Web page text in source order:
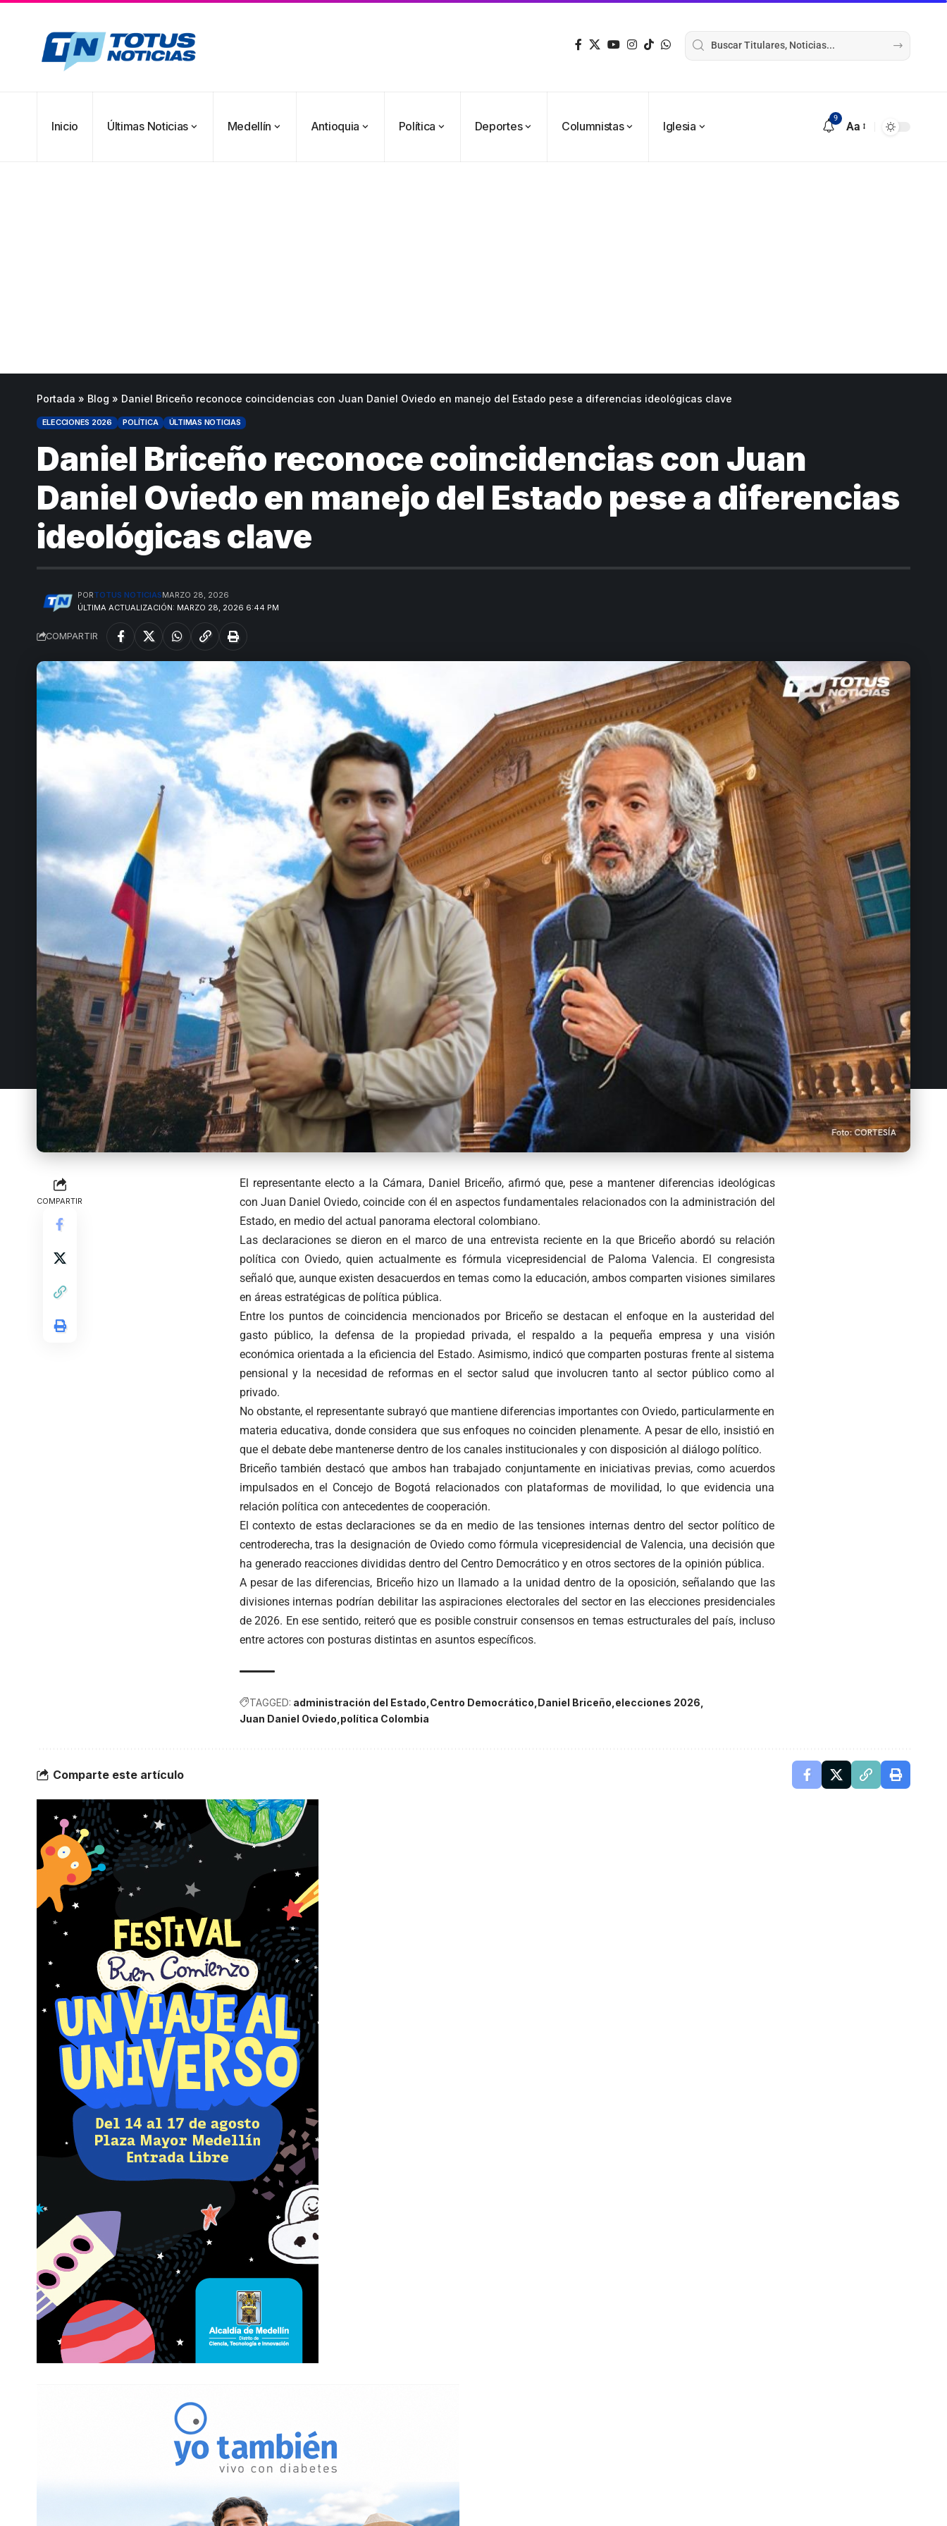
Inicio Últimas Noticias Medellín Antioquia Política Deportes Columnistas Iglesia
9
Aa
Portada » Blog » Daniel Briceño reconoce coincidencias con Juan Daniel Oviedo en manejo del Estado pese a diferencias ideológicas clave
ELECCIONES 2026 POLÍTICA ÚLTIMAS NOTICIAS
Daniel Briceño reconoce coincidencias con Juan
Daniel Oviedo en manejo del Estado pese a diferencias
ideológicas clave
ÚLTIMA ACTUALIZACIÓN: MARZO 28, 2026 6:44 PM
PORTOTUS NOTICIASMARZO 28, 2026
COMPARTIR
COMPARTIR
El representante electo a la Cámara, Daniel Briceño, afirmó que, pese a mantener diferencias ideológicas
con Juan Daniel Oviedo, coincide con él en aspectos fundamentales relacionados con la administración del
Estado, en medio del actual panorama electoral colombiano.
Las declaraciones se dieron en el marco de una entrevista reciente en la que Briceño abordó su relación
política con Oviedo, quien actualmente es fórmula vicepresidencial de Paloma Valencia. El congresista
señaló que, aunque existen desacuerdos en temas como la educación, ambos comparten visiones similares
en áreas estratégicas de política pública.
Entre los puntos de coincidencia mencionados por Briceño se destacan el enfoque en la austeridad del
gasto público, la defensa de la propiedad privada, el respaldo a la pequeña empresa y una visión
económica orientada a la eficiencia del Estado. Asimismo, indicó que comparten posturas frente al sistema
pensional y la necesidad de reformas en el sector salud que involucren tanto al sector público como al
privado.
No obstante, el representante subrayó que mantiene diferencias importantes con Oviedo, particularmente en
materia educativa, donde considera que sus enfoques no coinciden plenamente. A pesar de ello, insistió en
que el debate debe mantenerse dentro de los canales institucionales y con disposición al diálogo político.
Briceño también destacó que ambos han trabajado conjuntamente en iniciativas previas, como acuerdos
impulsados en el Concejo de Bogotá relacionados con plataformas de movilidad, lo que evidencia una
relación política con antecedentes de cooperación.
El contexto de estas declaraciones se da en medio de las tensiones internas dentro del sector político de
centroderecha, tras la designación de Oviedo como fórmula vicepresidencial de Valencia, una decisión que
ha generado reacciones divididas dentro del Centro Democrático y en otros sectores de la opinión pública.
A pesar de las diferencias, Briceño hizo un llamado a la unidad dentro de la oposición, señalando que las
divisiones internas podrían debilitar las aspiraciones electorales del sector en las elecciones presidenciales
de 2026. En ese sentido, reiteró que es posible construir consensos en temas estructurales del país, incluso
entre actores con posturas distintas en asuntos específicos.
TAGGED: administración del Estado Centro Democrático Daniel Briceño elecciones 2026
Juan Daniel Oviedo política Colombia
Comparte este artículo